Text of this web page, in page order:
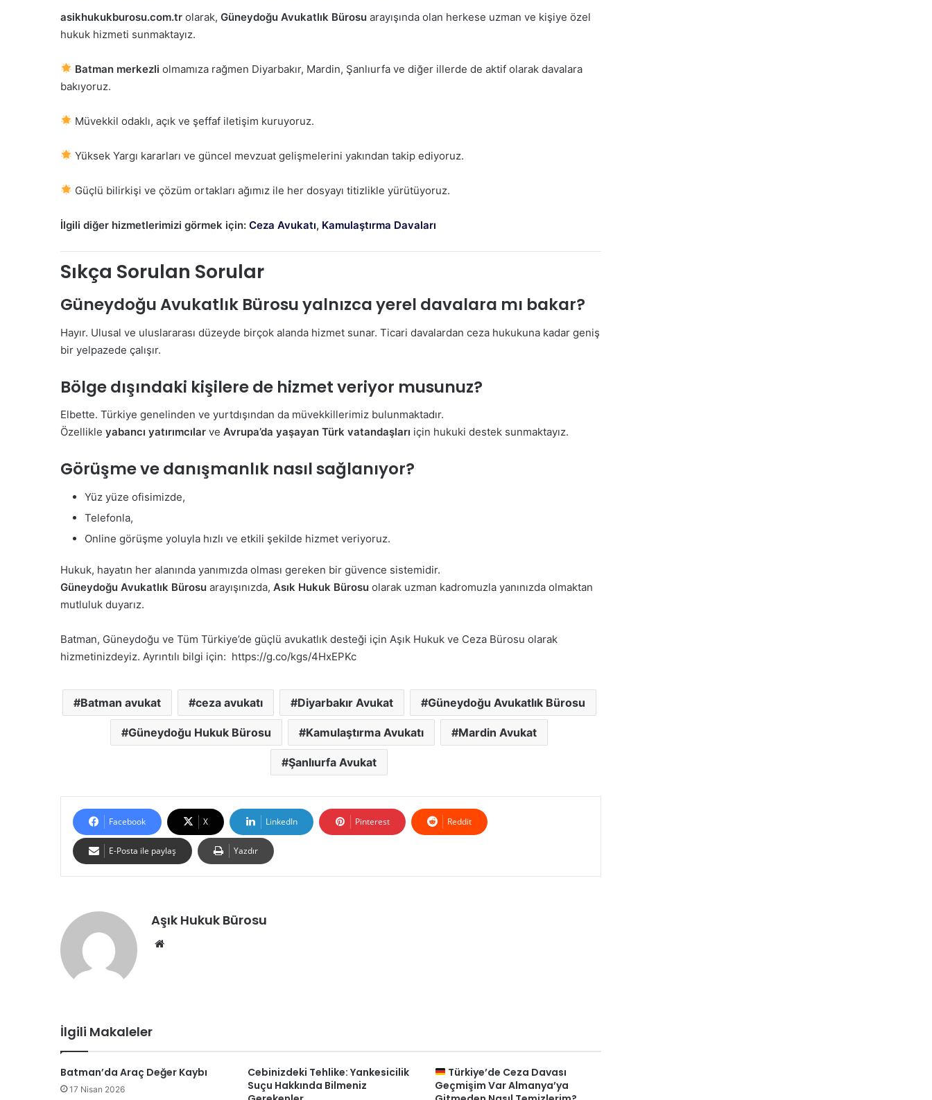
asikhukukburosu.com.tr olarak, Güneydoğu Avukatlık Bürosu arayışında olan herkese uzman ve kişiye özel
hukuk hizmeti sunmaktayız.
Batman merkezli olmamıza rağmen Diyarbakır, Mardin, Şanlıurfa ve diğer illerde de aktif olarak davalara
bakıyoruz.
Müvekkil odaklı, açık ve şeffaf iletişim kuruyoruz.
Yüksek Yargı kararları ve güncel mevzuat gelişmelerini yakından takip ediyoruz.
Güçlü bilirkişi ve çözüm ortakları ağımız ile her dosyayı titizlikle yürütüyoruz.
İlgili diğer hizmetlerimizi görmek için: Ceza Avukatı, Kamulaştırma Davaları
Sıkça Sorulan Sorular
Güneydoğu Avukatlık Bürosu yalnızca yerel davalara mı bakar?
Hayır. Ulusal ve uluslararası düzeyde birçok alanda hizmet sunar. Ticari davalardan ceza hukukuna kadar geniş
bir yelpazede çalışır.
Bölge dışındaki kişilere de hizmet veriyor musunuz?
Elbette. Türkiye genelinden ve yurtdışından da müvekkillerimiz bulunmaktadır.
Özellikle yabancı yatırımcılar ve Avrupa’da yaşayan Türk vatandaşları için hukuki destek sunmaktayız.
Görüşme ve danışmanlık nasıl sağlanıyor?
Yüz yüze ofisimizde,
Telefonla,
Online görüşme yoluyla hızlı ve etkili şekilde hizmet veriyoruz.
Hukuk, hayatın her alanında yanımızda olması gereken bir güvence sistemidir.
Güneydoğu Avukatlık Bürosu arayışınızda, Asık Hukuk Bürosu olarak uzman kadromuzla yanınızda olmaktan
mutluluk duyarız.
Batman, Güneydoğu ve Tüm Türkiye’de güçlü avukatlık desteği için Aşık Hukuk ve Ceza Bürosu olarak
hizmetinizdeyiz. Ayrıntılı bilgi için: https://g.co/kgs/4HxEPKc
Batman avukat ceza avukatı Diyarbakır Avukat Güneydoğu Avukatlık Bürosu
Güneydoğu Hukuk Bürosu Kamulaştırma Avukatı Mardin Avukat
Şanlıurfa Avukat
Facebook X LinkedIn Pinterest Reddit
E-Posta ile paylaş Yazdır
Aşık Hukuk Bürosu
İlgili Makaleler
Batman’da Araç Değer Kaybı
17 Nisan 2026
Cebinizdeki Tehlike: Yankesicilik
Suçu Hakkında Bilmeniz
Türkiye’de Ceza Davası
Geçmişim Var Almanya’ya